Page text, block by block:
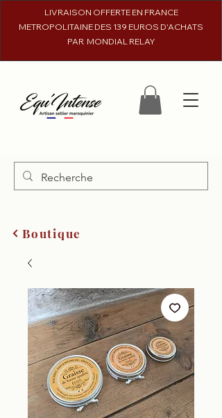
LIVRAISON OFFERTE EN FRANCE
METROPOLITAINE DES 139 EUROS D'ACHATS
PAR MONDIAL RELAY
Boutique